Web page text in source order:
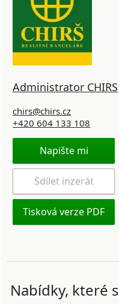
Administrator CHIRS
chirs@chirs.cz
+420 604 133 108
Napište mi
Sdílet inzerát
Tisková verze PDF
Nabídky, které